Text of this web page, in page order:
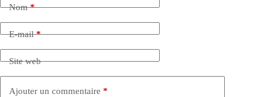
Nom*
E-mail*
Site web
Ajouter un commentaire *